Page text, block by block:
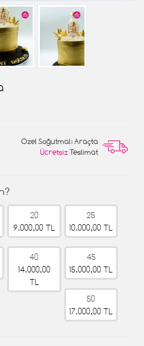
Özel Soğutmalı Araçta
Ücretsiz Teslimat
20
9.000,00 TL
25
10.000,00 TL
40
14.000,00
TL
45
15.000,00 TL
50
17.000,00 TL